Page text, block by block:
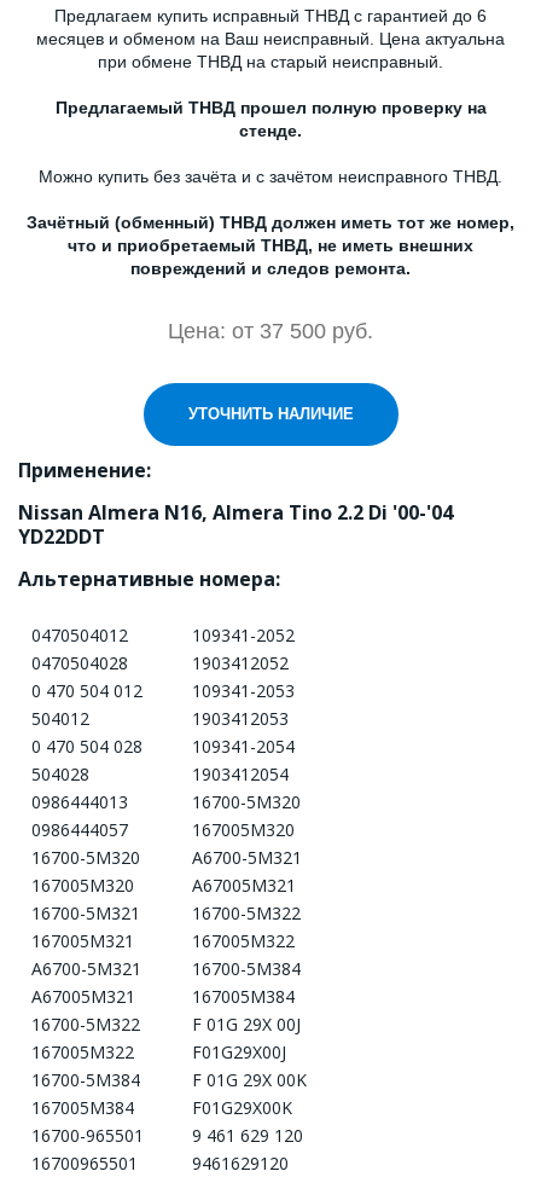
Предлагаем купить исправный ТНВД с гарантией до 6
месяцев и обменом на Ваш неисправный. Цена актуальна
при обмене ТНВД на старый неисправный.
Предлагаемый ТНВД прошел полную проверку на
стенде.
Можно купить без зачёта и с зачётом неисправного ТНВД.
Зачётный (обменный) ТНВД должен иметь тот же номер,
что и приобретаемый ТНВД, не иметь внешних
повреждений и следов ремонта.
Цена: от 37 500 руб.
УТОЧНИТЬ НАЛИЧИЕ
Применение:
Nissan Almera N16, Almera Tino 2.2 Di '00-'04
YD22DDT
Альтернативные номера:
0470504012
109341-2052
0470504028
1903412052
0 470 504 012
109341-2053
504012
1903412053
0 470 504 028
109341-2054
504028
1903412054
0986444013
16700-5М320
0986444057
167005М320
16700-5M320
А6700-5М321
167005M320
А67005М321
16700-5M321
16700-5М322
167005M321
167005М322
A6700-5M321
16700-5М384
A67005M321
167005М384
16700-5M322
F 01G 29X 00J
167005M322
F01G29X00J
16700-5M384
F 01G 29X 00K
167005M384
F01G29X00K
16700-965501
9 461 629 120
16700965501
9461629120